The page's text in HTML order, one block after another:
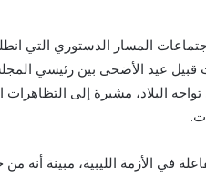
المسار الدستوري التي
عيد الأضحى بين رئيسي
البلاد، مشيرة إلى
في الأزمة الليبية، مبينة أنه